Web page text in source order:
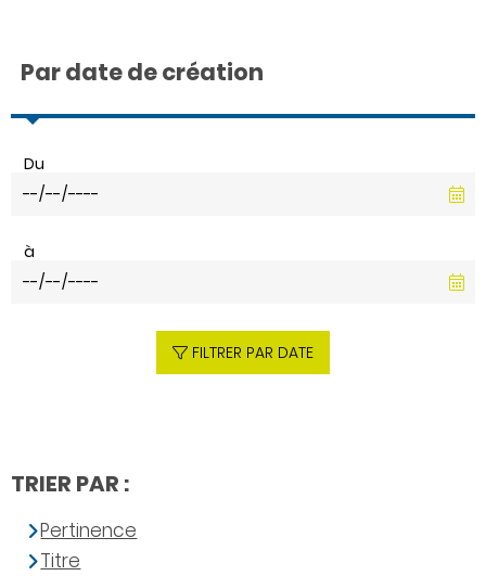
Par date de création
Du
à
FILTRER PAR DATE
TRIER PAR :
Pertinence
Titre